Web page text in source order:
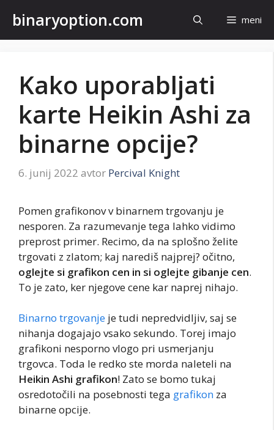
vsebino
binaryoption.com meni
Kako uporabljati
karte Heikin Ashi za
binarne opcije?
6. junij 2022 avtor Percival Knight
Pomen grafikonov v binarnem trgovanju je
nesporen. Za razumevanje tega lahko vidimo
preprost primer. Recimo, da na splošno želite
trgovati z zlatom; kaj narediš najprej? očitno,
oglejte si grafikon cen in si oglejte gibanje cen.
To je zato, ker njegove cene kar naprej nihajo.
Binarno trgovanje je tudi nepredvidljiv, saj se
nihanja dogajajo vsako sekundo. Torej imajo
grafikoni nesporno vlogo pri usmerjanju
trgovca. Toda le redko ste morda naleteli na
Heikin Ashi grafikon! Zato se bomo tukaj
osredotočili na posebnosti tega grafikon za
binarne opcije.